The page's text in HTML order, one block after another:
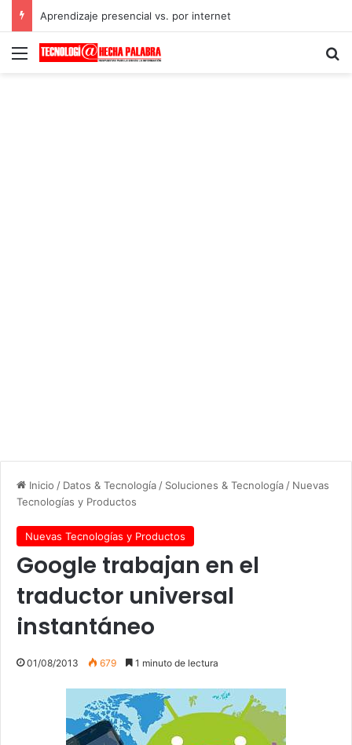
Aprendizaje presencial vs. por internet
Menú
Inicio / Datos & Tecnología / Soluciones & Tecnología / Nuevas
Tecnologías y Productos
Nuevas Tecnologías y Productos
Google trabajan en el
traductor universal
instantáneo
01/08/2013 679 1 minuto de lectura